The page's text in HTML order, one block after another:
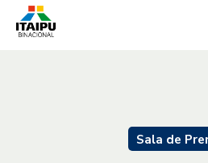
Sala de